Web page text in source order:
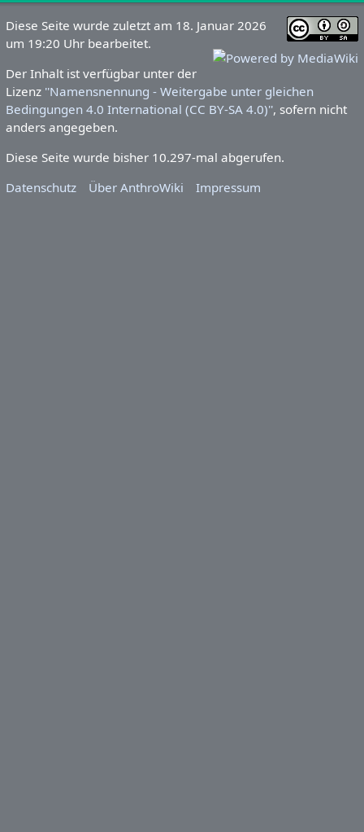
Diese Seite wurde zuletzt am 18. Januar 2026
um 19:20 Uhr bearbeitet.
Der Inhalt ist verfügbar unter der
Lizenz ''Namensnennung - Weitergabe unter gleichen
Bedingungen 4.0 International (CC BY-SA 4.0)'', sofern nicht
anders angegeben.
Diese Seite wurde bisher 10.297-mal abgerufen.
Datenschutz
Über AnthroWiki Impressum